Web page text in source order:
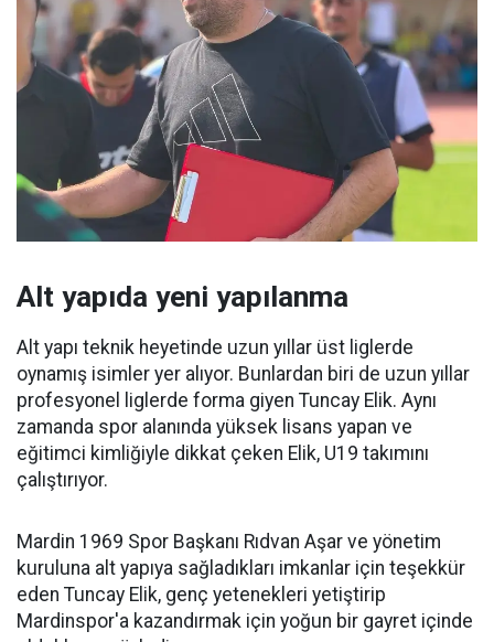
Alt yapıda yeni yapılanma
Alt yapı teknik heyetinde uzun yıllar üst liglerde
oynamış isimler yer alıyor. Bunlardan biri de uzun yıllar
profesyonel liglerde forma giyen Tuncay Elik. Aynı
zamanda spor alanında yüksek lisans yapan ve
eğitimci kimliğiyle dikkat çeken Elik, U19 takımını
çalıştırıyor.
Mardin 1969 Spor Başkanı Rıdvan Aşar ve yönetim
kuruluna alt yapıya sağladıkları imkanlar için teşekkür
eden Tuncay Elik, genç yetenekleri yetiştirip
Mardinspor'a kazandırmak için yoğun bir gayret içinde